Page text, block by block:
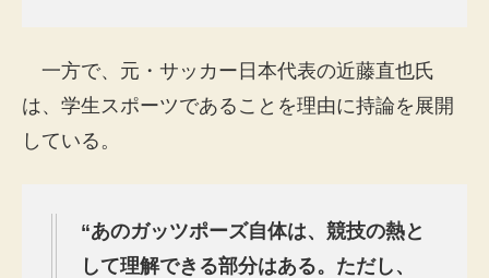
一方で、元・サッカー日本代表の近藤直也氏
は、学生スポーツであることを理由に持論を展開
している。
“あのガッツポーズ自体は、競技の熱と
して理解できる部分はある。ただし、